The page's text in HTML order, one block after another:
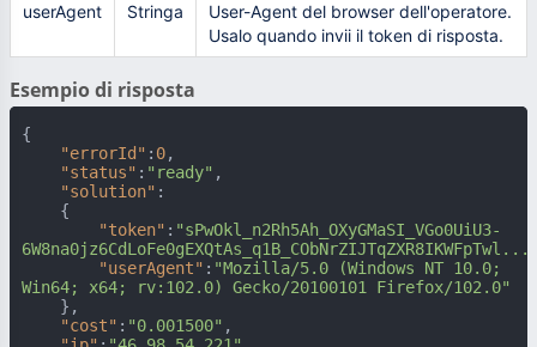
userAgent Stringa
User-Agent del browser dell'operatore.
Usalo quando invii il token di risposta.
Esempio di risposta
{
"errorId" : 0,
"status" : "ready" ,
"solution" :
{
"token" : "sPwOkl_n2Rh5Ah_OXyGMaSI_VGo0UiU3-
"userAgent" : "Mozilla/5.0 (Windows NT 10.0;
Win64; x64; rv:102.0) Gecko/20100101 Firefox/102.0"
} ,
"cost" : "0.001500" ,